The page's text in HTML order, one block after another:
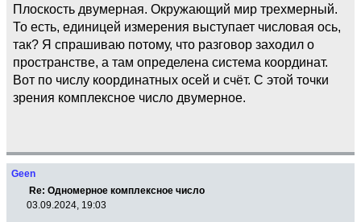
Плоскость двумерная. Окружающий мир трехмерный.
То есть, единицей измерения выступает числовая ось,
так? Я спрашиваю потому, что разговор заходил о
пространстве, а там определена система координат.
Вот по числу координатных осей и счёт. С этой точки
зрения комплексное число двумерное.
Geen
Re: Одномерное комплексное число
03.09.2024, 19:03